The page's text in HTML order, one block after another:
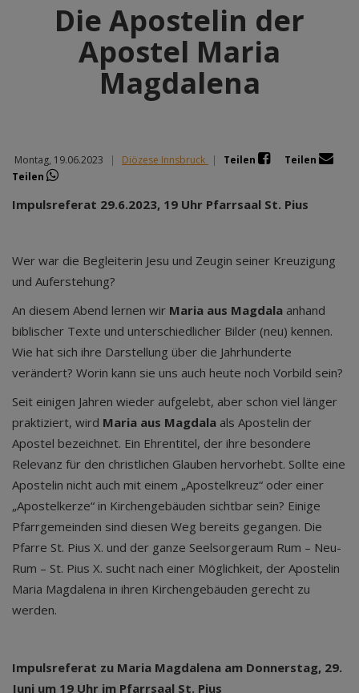
Die Apostelin der
Apostel Maria
Magdalena
Montag, 19.06.2023 | Diözese Innsbruck | Teilen
Teilen
Teilen
Impulsreferat 29.6.2023, 19 Uhr Pfarrsaal St. Pius
Wer war die Begleiterin Jesu und Zeugin seiner Kreuzigung
und Auferstehung?
An diesem Abend lernen wir Maria aus Magdala anhand
biblischer Texte und unterschiedlicher Bilder (neu) kennen.
Wie hat sich ihre Darstellung über die Jahrhunderte
verändert? Worin kann sie uns auch heute noch Vorbild sein?
Seit einigen Jahren wieder aufgelebt, aber schon viel länger
praktiziert, wird Maria aus Magdala als Apostelin der
Apostel bezeichnet. Ein Ehrentitel, der ihre besondere
Relevanz für den christlichen Glauben hervorhebt. Sollte eine
Apostelin nicht auch mit einem „Apostelkreuz“ oder einer
„Apostelkerze“ in Kirchengebäuden sichtbar sein? Einige
Pfarrgemeinden sind diesen Weg bereits gegangen. Die
Pfarre St. Pius X. und der ganze Seelsorgeraum Rum – Neu-
Rum – St. Pius X. sucht nach einer Möglichkeit, der Apostelin
Maria Magdalena in ihren Kirchengebäuden gerecht zu
werden.
Impulsreferat zu Maria Magdalena am Donnerstag, 29.
Juni um 19 Uhr im Pfarrsaal St. Pius